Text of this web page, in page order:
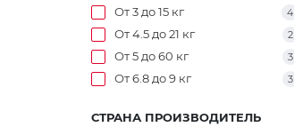
От 3 до 15 кг 4
От 4.5 до 21 кг 2
От 5 до 60 кг 3
От 6.8 до 9 кг 3
СТРАНА ПРОИЗВОДИТЕЛЬ